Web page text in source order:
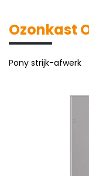
Ozonkast
Pony strijk-afwerk